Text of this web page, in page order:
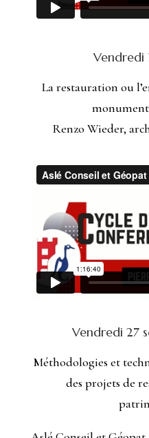
Vendredi
La restauration ou
Renzo Wieder,
Vendredi 27
Méthodologies et
des projets de